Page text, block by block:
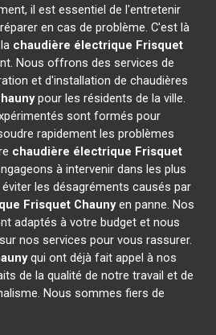
il est essentiel de l'entretenir
en cas de problème. C'est là
chaudière électrique Frisquet
Nous offrons des services de
et d'installation de chaudières
pour les résidents de la ville.
sont formés pour
rapidement les problèmes
chaudière électrique Frisquet
à intervenir dans les plus
les désagréments causés par
Frisquet Chaunyen panne. Nos
adaptés à votre budget et nous
nos services pour vous rassurer.
qui ont déjà fait appel à nos
de la qualité de notre travail et de
Nous sommes fiers de